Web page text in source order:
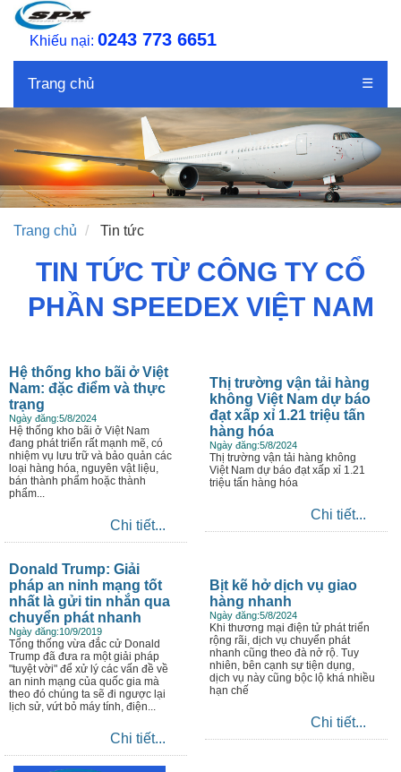
Khiếu nại: 0243 773 6651
Trang chủ ☰
Trang chủ Tin tức
TIN TỨC TỪ CÔNG TY CỔ
PHẦN SPEEDEX VIỆT NAM
Hệ thống kho bãi ở Việt
Nam: đặc điểm và thực
trạng
Ngày đăng:5/8/2024
Hệ thống kho bãi ở Việt Nam
đang phát triển rất mạnh mẽ, có
nhiệm vụ lưu trữ và bảo quản các
loại hàng hóa, nguyên vật liệu,
bán thành phẩm hoặc thành
phẩm...
Chi tiết...
Thị trường vận tải hàng
không Việt Nam dự báo
đạt xấp xỉ 1.21 triệu tấn
hàng hóa
Ngày đăng:5/8/2024
Thị trường vận tải hàng không
Việt Nam dự báo đạt xấp xỉ 1.21
triệu tấn hàng hóa
Chi tiết...
Donald Trump: Giải
pháp an ninh mạng tốt
nhất là gửi tin nhắn qua
chuyển phát nhanh
Ngày đăng:10/9/2019
Tổng thống vừa đắc cử Donald
Trump đã đưa ra một giải pháp
"tuyệt vời" để xử lý các vấn đề về
an ninh mạng của quốc gia mà
theo đó chúng ta sẽ đi ngược lại
lịch sử, vứt bỏ máy tính, điện...
Chi tiết...
Bịt kẽ hở dịch vụ giao
hàng nhanh
Ngày đăng:5/8/2024
Khi thương mại điện tử phát triển
rộng rãi, dịch vụ chuyển phát
nhanh cũng theo đà nở rộ. Tuy
nhiên, bên cạnh sự tiện dụng,
dịch vụ này cũng bộc lộ khá nhiều
hạn chế
Chi tiết...